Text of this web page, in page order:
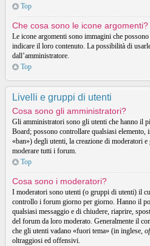
Top
Che cosa sono le icone argomenti?
Le icone argomenti sono immagini che
indicare il loro contenuto. La possibilità di
dall’amministratore.
Top
Livelli e gruppi di utenti
Cosa sono gli amministratori?
Gli amministratori sono gli utenti che hanno il
Board; possono controllare qualsiasi
«ban») degli utenti, la creazione di moderatori
moderare tutti i forum.
Top
Cosa sono i moderatori?
I moderatori sono utenti (o gruppi di utenti) il
controllo i forum giorno per giorno. Hanno il
qualsiasi messaggio e di chiudere, riaprire,
del forum da loro moderato. Generalmente il
che gli utenti vadano «fuori tema» (in inglese,
oltraggiosi ed offensivi.